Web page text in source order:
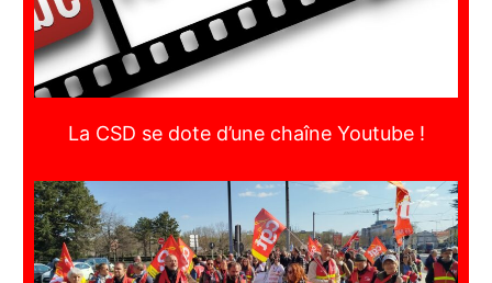
La CSD se dote d’une chaîne Youtube !